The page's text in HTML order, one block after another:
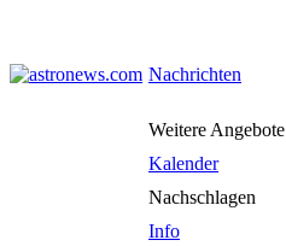
Nachrichten
Weitere Angebote
Kalender
Nachschlagen
Info